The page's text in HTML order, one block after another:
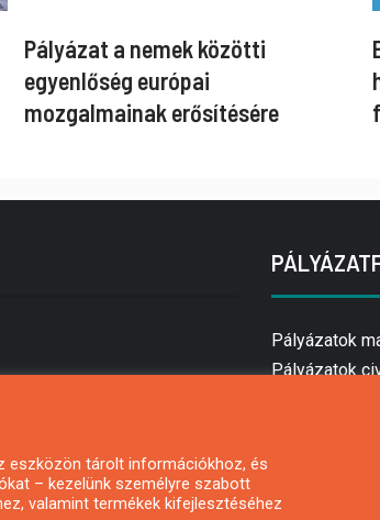
Pályázat a nemek közötti
egyenlőség európai
mozgalmainak erősítésére
Pályázatok
Pályázatok
eszközön tárolt információkhoz, és
– kezelünk személyre szabott
valamint termékek kifejlesztéséhez